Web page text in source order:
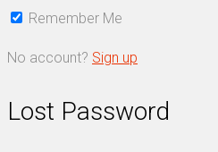
Remember Me
No account? Sign up
Lost Password